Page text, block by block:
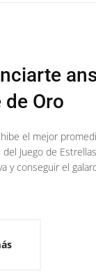
de Oro
el mejor
del Juego de
y conseguir el